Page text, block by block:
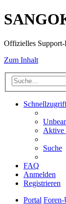
Offizielles
Zum Inhalt
Aktive
Suche
FAQ
Anmelden
Registrieren
Portal Foren-